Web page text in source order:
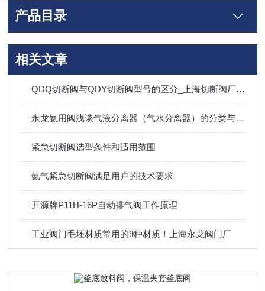
产品目录
相关文章
QDQ切断阀与QDY切断阀型号的区分_上海切断阀厂家技术支持
永龙氨用阀浅谈气液分离器（气水分离器）的分类与优缺点
紧急切断阀选型条件和适用范围
氨气紧急切断阀满足用户的技术要求
开源牌P11H-16P自动排气阀工作原理
工业阀门毛坯材质常用的9种材质！上海永龙阀门厂